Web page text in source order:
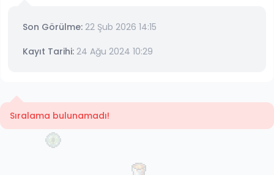
Son Görülme: 22 Şub 2026 14:15
Kayıt Tarihi: 24 Ağu 2024 10:29
Sıralama bulunamadı!